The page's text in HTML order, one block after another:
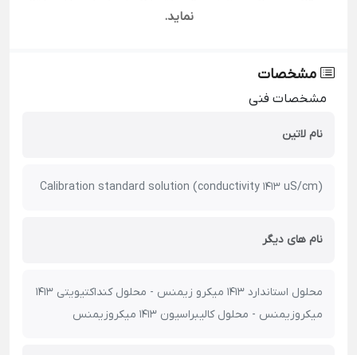
نماید.
مشخصات
مشخصات فنی
نام لاتین
(Calibration standard solution (conductivity 1413 uS/cm
نام های دیگر
محلول استاندارد 1413 میکرو زیمنس - محلول کنداکتیویتی 1413
میکروزیمنس - محلول کالیبراسیون 1413 میکروزیمنس